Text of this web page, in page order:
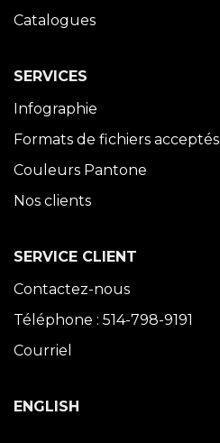
Catalogues
SERVICES
Infographie
Formats de fichiers acceptés
Couleurs Pantone
Nos clients
SERVICE CLIENT
Contactez-nous
Téléphone : 514-798-9191
Courriel
ENGLISH